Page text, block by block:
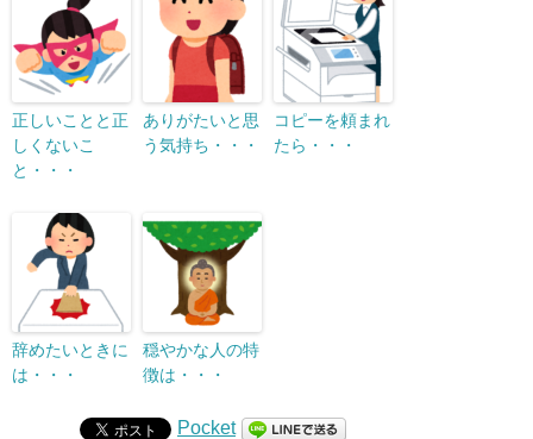
正しいことと正
しくないこ
と・・・
ありがたいと思
う気持ち・・・
コピーを頼まれ
たら・・・
辞めたいときに
は・・・
穏やかな人の特
徴は・・・
Pocket